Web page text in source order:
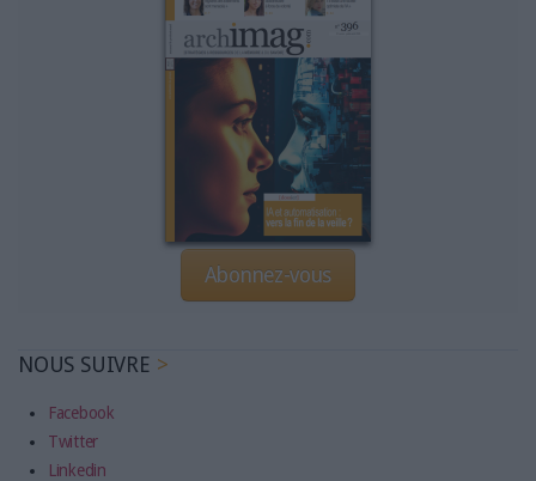
NOS OFFRES D'ABONNEMENTS
Abonnez-vous
NOUS SUIVRE
Facebook
Twitter
Linkedin